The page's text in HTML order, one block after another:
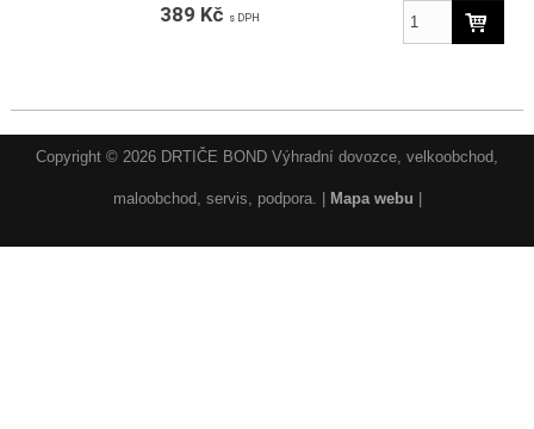
389 Kč s DPH
Copyright © 2026 DRTIČE BOND Výhradní dovozce, velkoobchod,
maloobchod, servis, podpora. | Mapa webu